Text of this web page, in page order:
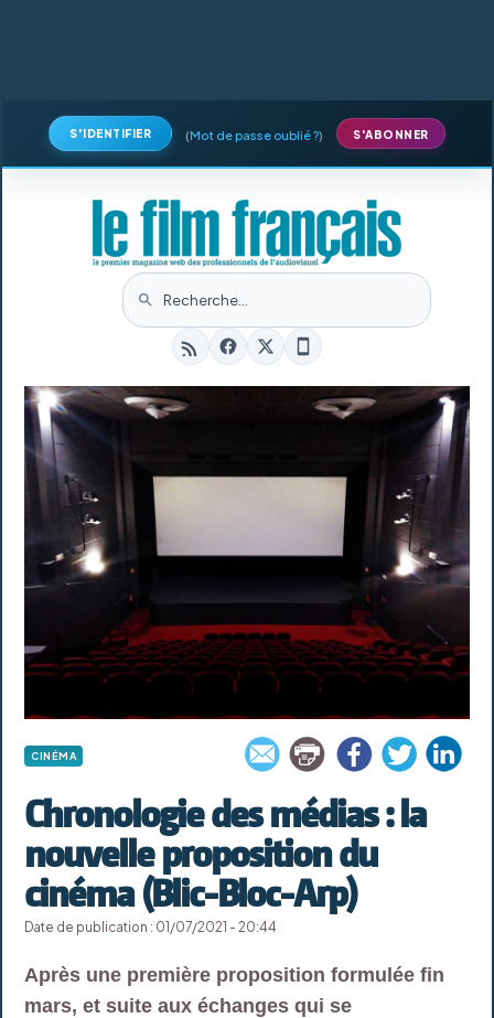
S'IDENTIFIER (Mot de passe oublié ?) S'ABONNER
CINÉMA
Chronologie des médias : la
nouvelle proposition du
cinéma (Blic-Bloc-Arp)
Date de publication : 01/07/2021 - 20:44
Après une première proposition formulée fin
mars, et suite aux échanges qui se